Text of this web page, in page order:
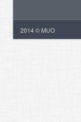
2014 © MUO